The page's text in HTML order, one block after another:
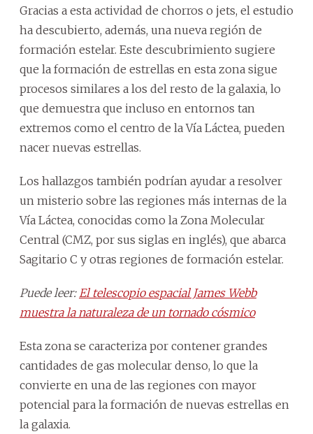
Gracias a esta actividad de chorros o jets, el estudio
ha descubierto, además, una nueva región de
formación estelar. Este descubrimiento sugiere
que la formación de estrellas en esta zona sigue
procesos similares a los del resto de la galaxia, lo
que demuestra que incluso en entornos tan
extremos como el centro de la Vía Láctea, pueden
nacer nuevas estrellas.
Los hallazgos también podrían ayudar a resolver
un misterio sobre las regiones más internas de la
Vía Láctea, conocidas como la Zona Molecular
Central (CMZ, por sus siglas en inglés), que abarca
Sagitario C y otras regiones de formación estelar.
Puede leer: El telescopio espacial James Webb
muestra la naturaleza de un tornado cósmico
Esta zona se caracteriza por contener grandes
cantidades de gas molecular denso, lo que la
convierte en una de las regiones con mayor
potencial para la formación de nuevas estrellas en
la galaxia.